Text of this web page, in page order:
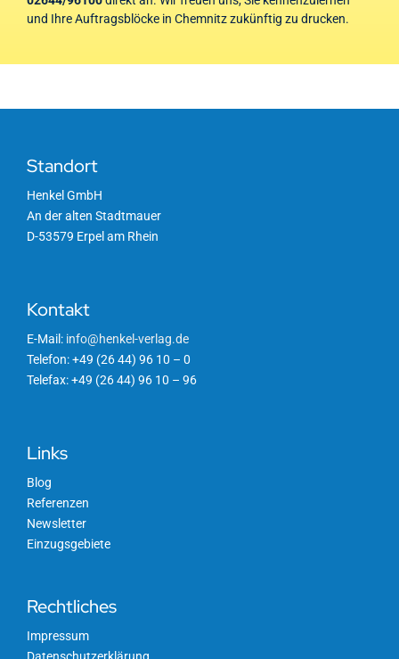
und Ihre Auftragsblöcke in Chemnitz zukünftig zu drucken.
Standort
Henkel GmbH
An der alten Stadtmauer
D-53579 Erpel am Rhein
Kontakt
E-Mail: info@henkel-verlag.de
Telefon: +49 (26 44) 96 10 – 0
Telefax: +49 (26 44) 96 10 – 96
Links
Blog
Referenzen
Newsletter
Einzugsgebiete
Rechtliches
Impressum